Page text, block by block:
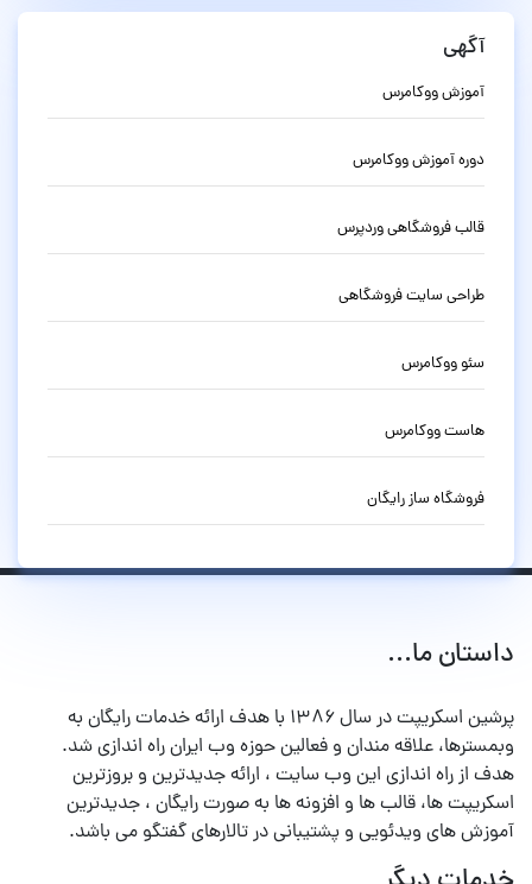
آگهی
آموزش ووکامرس
دوره آموزش ووکامرس
قالب فروشگاهی وردپرس
طراحی سایت فروشگاهی
سئو ووکامرس
هاست ووکامرس
فروشگاه ساز رایگان
داستان ما...
پرشین اسکریپت در سال ۱۳۸۶ با هدف ارائه خدمات رایگان به
وبمسترها، علاقه مندان و فعالین حوزه وب ایران راه اندازی شد.
هدف از راه اندازی این وب سایت ، ارائه جدیدترین و بروزترین
اسکریپت ها، قالب ها و افزونه ها به صورت رایگان ، جدیدترین
آموزش های ویدئویی و پشتیبانی در تالارهای گفتگو می باشد.